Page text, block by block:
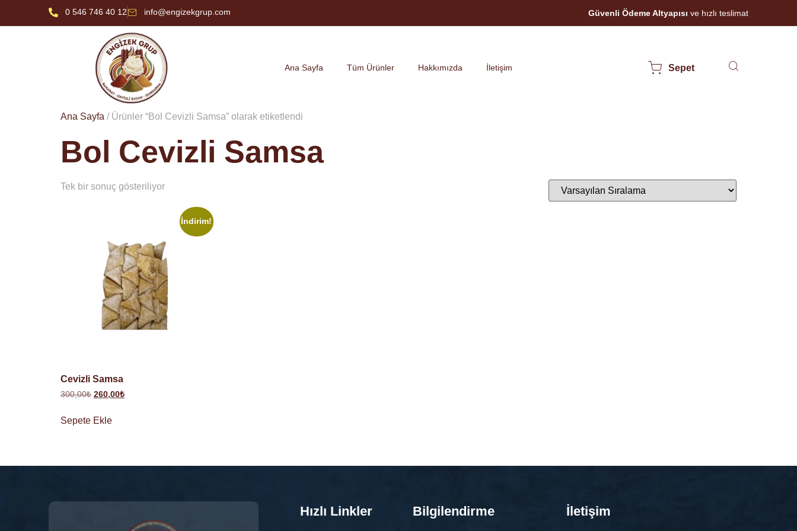
0 546 746 40 12 info@engizekgrup.com Güvenli Ödeme Altyapısı ve hızlı teslimat
Ana Sayfa Tüm Ürünler Hakkımızda İletişim Sepet
Ana Sayfa / Ürünler “Bol Cevizli Samsa” olarak etiketlendi
Bol Cevizli Samsa
Tek bir sonuç gösteriliyor
İndirim!
Cevizli Samsa
300,00₺ 260,00₺
Sepete Ekle
Hızlı Linkler Bilgilendirme İletişim